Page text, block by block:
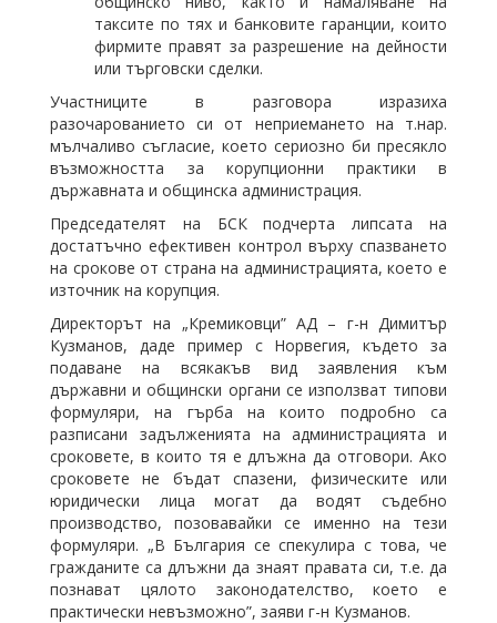
таксите по тях и банковите гаранции, които
фирмите правят за разрешение на дейности
или търговски сделки.
Участниците в разговора изразиха
разочарованието си от неприемането на т.нар.
мълчаливо съгласие, което сериозно би пресякло
възможността за корупционни практики в
държавната и общинска администрация.
Председателят на БСК подчерта липсата на
достатъчно ефективен контрол върху спазването
на срокове от страна на администрацията, което е
източник на корупция.
Директорът на „Кремиковци” АД – г-н Димитър
Кузманов, даде пример с Норвегия, където за
подаване на всякакъв вид заявления към
държавни и общински органи се използват типови
формуляри, на гърба на които подробно са
разписани задълженията на администрацията и
сроковете, в които тя е длъжна да отговори. Ако
сроковете не бъдат спазени, физическите или
юридически лица могат да водят съдебно
производство, позовавайки се именно на тези
формуляри. „В България се спекулира с това, че
гражданите са длъжни да знаят правата си, т.е. да
познават цялото законодателство, което е
практически невъзможно”, заяви г-н Кузманов.